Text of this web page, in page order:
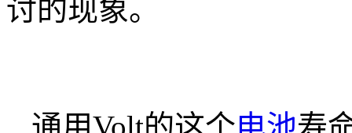
讨的现象。
通用Volt的这个电池寿